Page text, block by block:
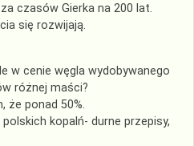
czasów Gierka na 200 lat.
się rozwijają.
w cenie węgla wydobywanego
różnej maści?
że ponad 50%.
kopalń- durne przepisy,